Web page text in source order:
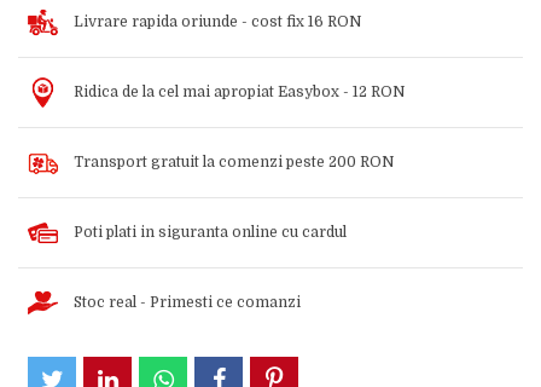
Livrare rapida oriunde - cost fix 16 RON
Ridica de la cel mai apropiat Easybox - 12 RON
Transport gratuit la comenzi peste 200 RON
Poti plati in siguranta online cu cardul
Stoc real - Primesti ce comanzi